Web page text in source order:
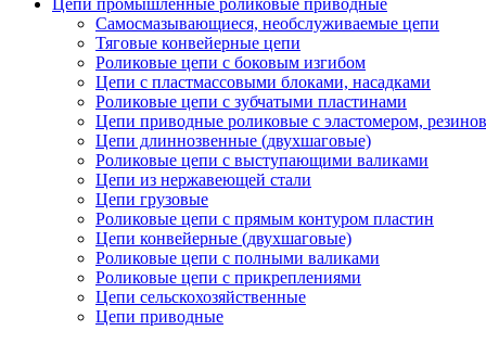
Цепи промышленные роликовые приводные
Самосмазывающиеся, необслуживаемые цепи
Тяговые конвейерные цепи
Роликовые цепи с боковым изгибом
Цепи с пластмассовыми блоками, насадками
Роликовые цепи с зубчатыми пластинами
Цепи приводные роликовые с эластомером,
Цепи длиннозвенные (двухшаговые)
Роликовые цепи с выступающими валиками
Цепи из нержавеющей стали
Цепи грузовые
Роликовые цепи с прямым контуром пластин
Цепи конвейерные (двухшаговые)
Роликовые цепи с полными валиками
Роликовые цепи с прикреплениями
Цепи сельскохозяйственные
Цепи приводные